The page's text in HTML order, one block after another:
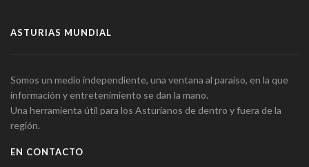
ASTURIAS MUNDIAL
Somos un medio independiente, una ventana al paraíso, en la que
información y entretenimiento se dan la mano.
Una herramienta útil para los Asturianos de dentro y fuera de la
región.
EN CONTACTO